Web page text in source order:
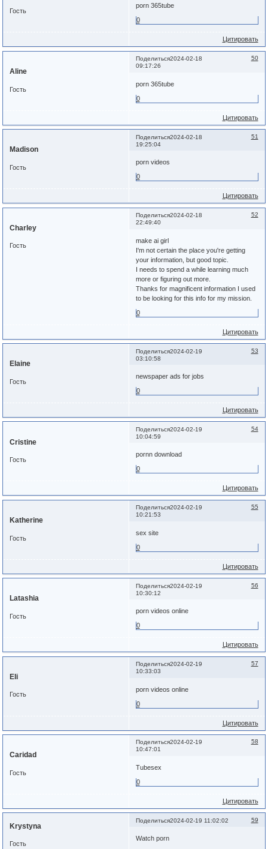
Гость
porn 365tube
0
Цитировать
Поделиться 50
2024-02-18
09:17:26
Aline
Гость
porn 365tube
0
Цитировать
Поделиться 51
2024-02-18
19:25:04
Madison
Гость
porn videos
0
Цитировать
Поделиться 52
2024-02-18
22:49:40
Charley
Гость
make ai girl
I'm not certain the place you're getting
your information, but good topic.
I needs to spend a while learning much
more or figuring out more.
Thanks for magnificent information I used
to be looking for this info for my mission.
0
Цитировать
Поделиться 53
2024-02-19
03:10:58
Elaine
Гость
newspaper ads for jobs
0
Цитировать
Поделиться 54
2024-02-19
10:04:59
Cristine
Гость
pornn download
0
Цитировать
Поделиться 55
2024-02-19
10:21:53
Katherine
Гость
sex site
0
Цитировать
Поделиться 56
2024-02-19
10:30:12
Latashia
Гость
porn videos online
0
Цитировать
Поделиться 57
2024-02-19
10:33:03
Eli
Гость
porn videos online
0
Цитировать
Поделиться 58
2024-02-19
10:47:01
Caridad
Гость
Tubesex
0
Цитировать
Поделиться 59
2024-02-19 11:02:02
Krystyna
Гость
Watch porn